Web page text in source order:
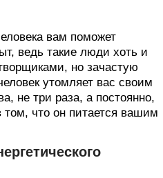
вам поможет
ведь такие люди хоть и
но зачастую
утомляет вас своим
не три раза, а постоянно,
том, что он питается вашим